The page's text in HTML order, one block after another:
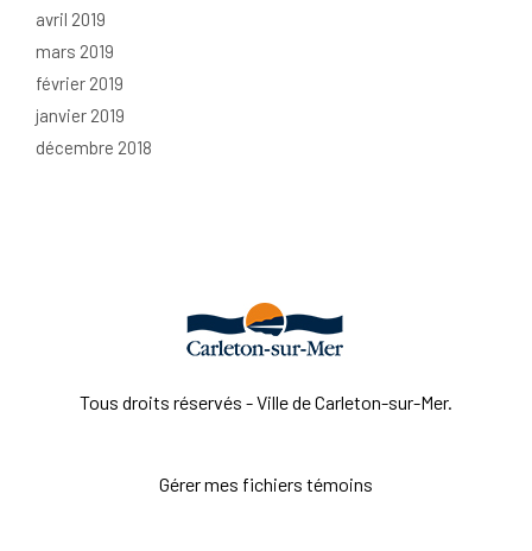
avril 2019
mars 2019
février 2019
janvier 2019
décembre 2018
Tous droits réservés - Ville de Carleton-sur-Mer.
Gérer mes fichiers témoins